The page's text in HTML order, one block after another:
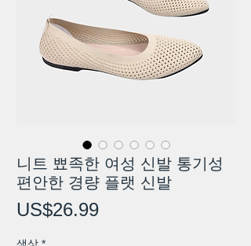
니트 뾰족한 여성 신발 통기성
편안한 경량 플랫 신발
US$26.99가